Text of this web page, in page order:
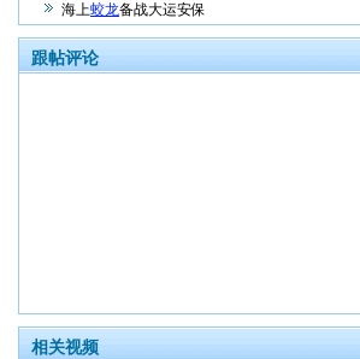
海上蛟龙备战大运安保
跟帖评论
相关视频